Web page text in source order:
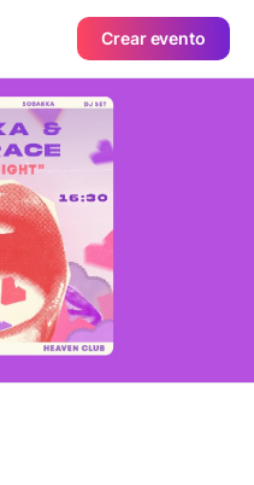
Crear evento